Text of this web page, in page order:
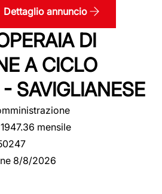
Dettaglio annuncio
DI
A CICLO
SAVIGLIANESE
1947.36 mensile
8/8/2026